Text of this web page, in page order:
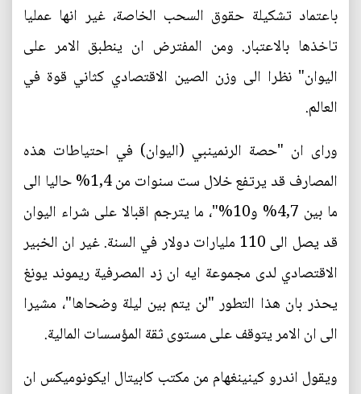
باعتماد تشكيلة حقوق السحب الخاصة، غير انها عمليا
تاخذها بالاعتبار. ومن المفترض ان ينطبق الامر على
اليوان" نظرا الى وزن الصين الاقتصادي كثاني قوة في
العالم.
وراى ان "حصة الرنمينبي (اليوان) في احتياطات هذه
المصارف قد يرتفع خلال ست سنوات من 1,4% حاليا الى
ما بين 4,7% و10%"، ما يترجم اقبالا على شراء اليوان
قد يصل الى 110 مليارات دولار في السنة. غير ان الخبير
الاقتصادي لدى مجموعة ايه ان زد المصرفية ريموند يونغ
يحذر بان هذا التطور "لن يتم بين ليلة وضحاها"، مشيرا
الى ان الامر يتوقف على مستوى ثقة المؤسسات المالية.
ويقول اندرو كينينغهام من مكتب كابيتال ايكونوميكس ان